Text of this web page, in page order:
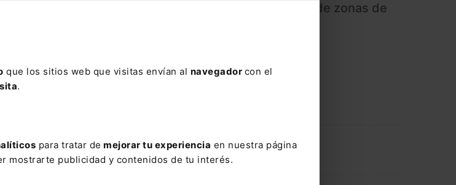
que los sitios web que visitas envían al navegador con el
.
para tratar de mejorar tu experiencia en nuestra página
mostrarte publicidad y contenidos de tu interés.
Obligación de que la comunidad disponga de zonas de